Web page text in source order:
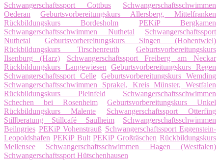
Schwangerschaftssport Cottbus
Schwangerschaftsschwimmen
Oederan
Geburtsvorbereitungskurs Allersberg, Mittelfranken
Rückbildungskurs Bordesholm
PEKiP Bergkamen
Schwangerschaftsschwimmen Nuthetal
Schwangerschaftssport
Nuthetal
Geburtsvorbereitungskurs Singen (Hohentwiel)
Rückbildungskurs Tirschenreuth
Geburtsvorbereitungskurs
Ilsenburg (Harz)
Schwangerschaftssport Freiberg am Neckar
Rückbildungskurs Langewiesen
Geburtsvorbereitungskurs Regen
Schwangerschaftssport Celle Geburtsvorbereitungskurs Wemding
Schwangerschaftsschwimmen Sprakel, Kreis Münster, Westfalen
Rückbildungskurs Pleinfeld
Schwangerschaftsschwimmen
Schechen bei Rosenheim
Geburtsvorbereitungskurs Unkel
Rückbildungskurs Malente
Schwangerschaftssport Otterfing
Stillberatung Stillcafé Saulheim
Schwangerschaftsschwimmen
Beilngries PEKiP Vohenstrauß Schwangerschaftssport Eggenstein-
Leopoldshafen PEKiP Bult PEKiP Großräschen Rückbildungskurs
Mellensee
Schwangerschaftsschwimmen Hagen (Westfalen)
Schwangerschaftssport Hütschenhausen